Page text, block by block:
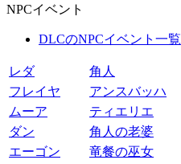
NPCイベント
DLCのNPCイベント一覧
レダ
角人
フレイヤ
アンスバッハ
ムーア
ティエリエ
ダン
角人の老婆
エーゴン
竜餐の巫女